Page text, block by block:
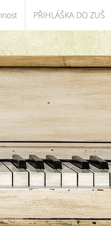
PŘIHLÁŠKA DO ZUŠ